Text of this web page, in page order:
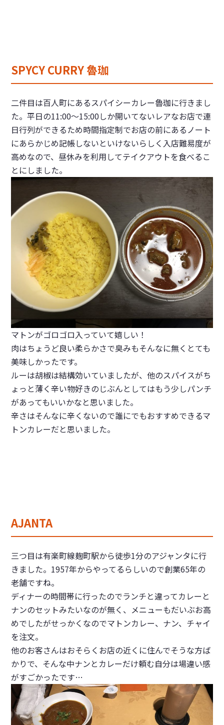
SPYCY CURRY 魯珈
二件目は百人町にあるスパイシーカレー魯珈に行きまし
た。平日の11:00〜15:00しか開いてないレアなお店で連
日行列ができるため時間指定制でお店の前にあるノート
にあらかじめ記帳しないといけないらしく入店難易度が
高めなので、昼休みを利用してテイクアウトを食べるこ
とにしました。
マトンがゴロゴロ入っていて嬉しい！
肉はちょうど良い柔らかさで臭みもそんなに無くとても
美味しかったです。
ルーは胡椒は結構効いていましたが、他のスパイスがち
ょっと薄く辛い物好きのじぶんとしてはもう少しパンチ
があってもいいかなと思いました。
辛さはそんなに辛くないので誰にでもおすすめできるマ
トンカレーだと思いました。
AJANTA
三つ目は有楽町線麹町駅から徒歩1分のアジャンタに行
きました。1957年からやってるらしいので創業65年の
老舗ですね。
ディナーの時間帯に行ったのでランチと違ってカレーと
ナンのセットみたいなのが無く、メニューもだいぶお高
めでしたがせっかくなのでマトンカレー、ナン、チャイ
を注文。
他のお客さんはおそらくお店の近くに住んでそうな方ば
かりで、そんな中ナンとカレーだけ頼む自分は場違い感
がすごかったです…